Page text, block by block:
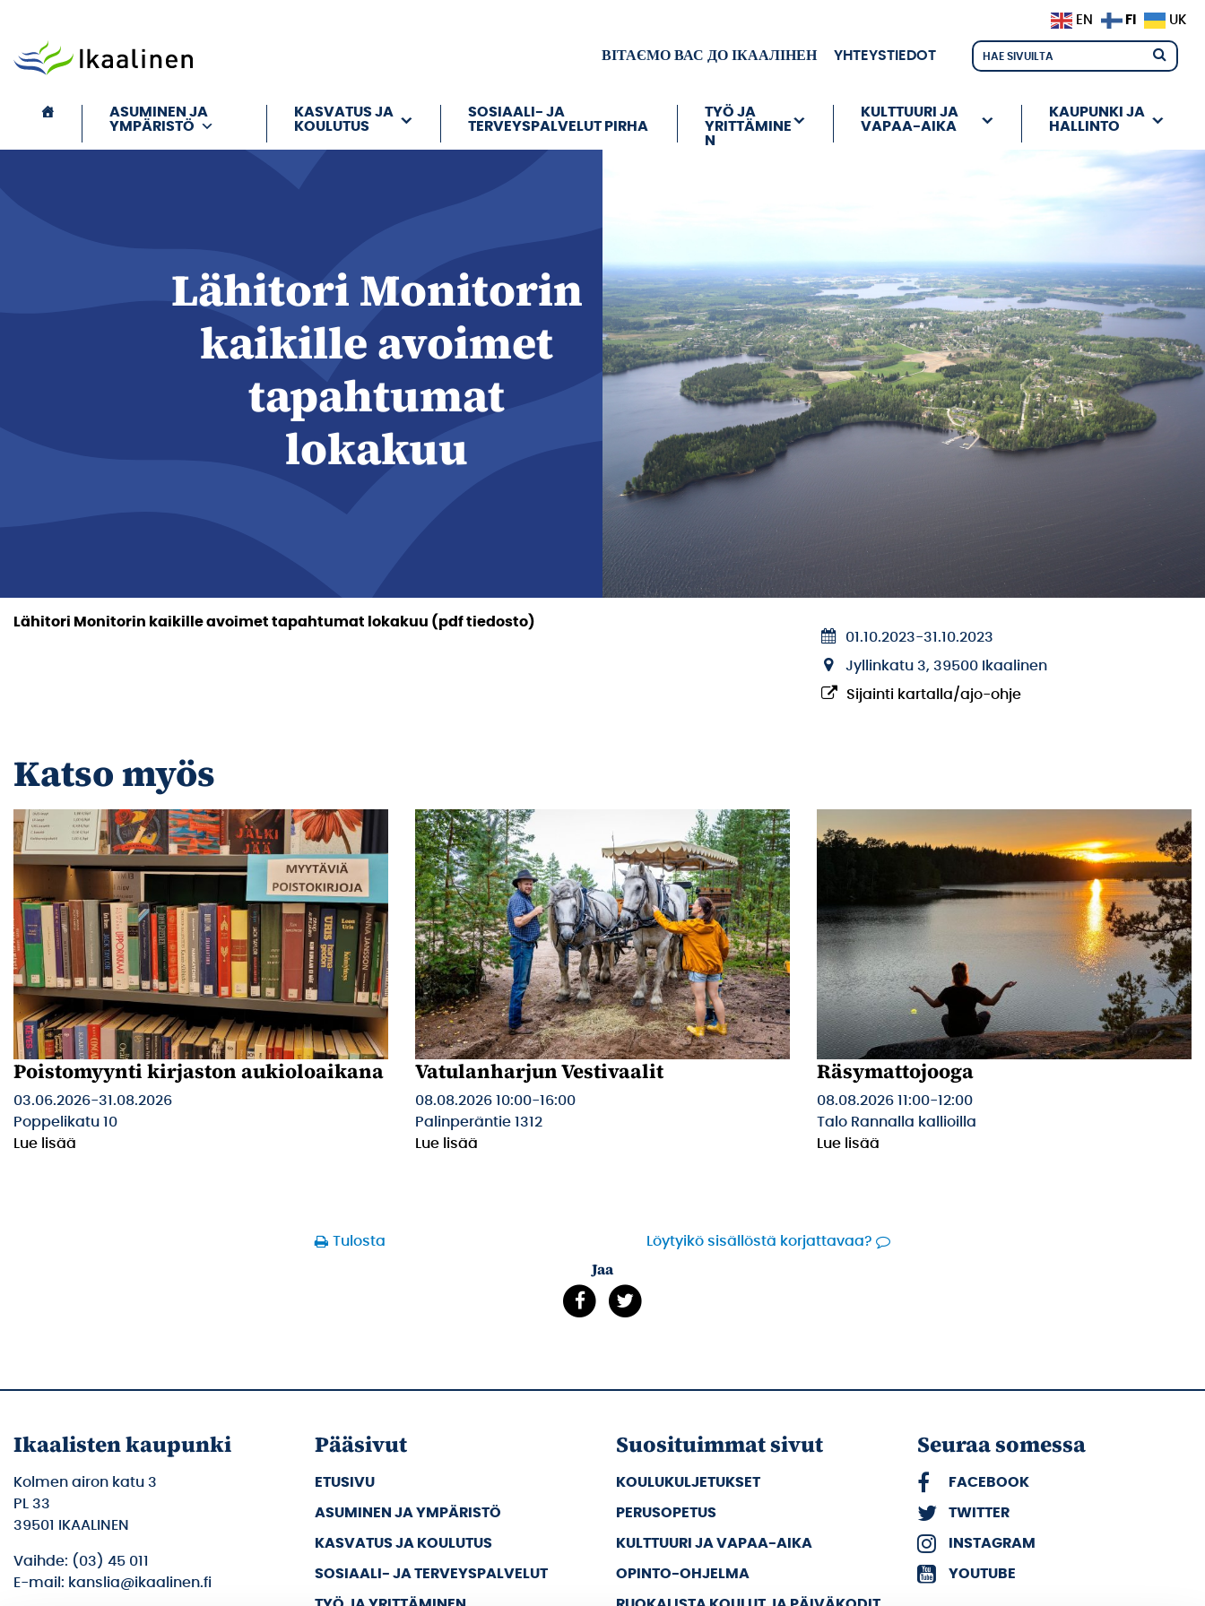
ВІТАЄМО ВАС ДО ІКААЛІНЕН YHTEYSTIEDOT
ASUMINEN JA
YMPÄRISTÖ
KASVATUS JA
KOULUTUS
SOSIAALI- JA
TERVEYSPALVELUT PIRHA
TYÖ JA
YRITTÄMINE
N
KULTTUURI JA
VAPAA-AIKA
KAUPUNKI JA
HALLINTO
Lähitori Monitorin
kaikille avoimet
tapahtumat
lokakuu
Lähitori Monitorin kaikille avoimet tapahtumat lokakuu (pdf tiedosto)
01.10.2023-31.10.2023
Jyllinkatu 3, 39500 Ikaalinen
Sijainti kartalla/ajo-ohje
Katso myös
Poistomyynti kirjaston aukioloaikana
03.06.2026-31.08.2026
Poppelikatu 10
Lue lisää
Vatulanharjun Vestivaalit
08.08.2026 10:00-16:00
Palinperäntie 1312
Lue lisää
Räsymattojooga
08.08.2026 11:00-12:00
Talo Rannalla kallioilla
Lue lisää
Tulosta Löytyikö sisällöstä korjattavaa?
Jaa
Ikaalisten kaupunki
Kolmen airon katu 3
PL 33
39501 IKAALINEN
Vaihde: (03) 45 011
E-mail: kanslia@ikaalinen.fi
Pääsivut
ETUSIVU
ASUMINEN JA YMPÄRISTÖ
KASVATUS JA KOULUTUS
SOSIAALI- JA TERVEYSPALVELUT
Suosituimmat sivut
KOULUKULJETUKSET
PERUSOPETUS
KULTTUURI JA VAPAA-AIKA
OPINTO-OHJELMA
Seuraa somessa
FACEBOOK
TWITTER
INSTAGRAM
YOUTUBE
EN FI UK